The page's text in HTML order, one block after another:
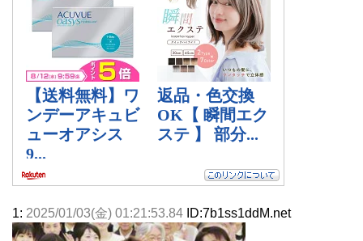
1: 2025/01/03(金) 01:21:53.84 ID:7b1ss1ddM.net